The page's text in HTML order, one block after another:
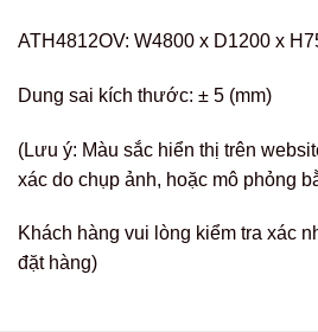
ATH4812OV: W4800 x D1200 x
Dung sai kích thước: ± 5 (mm)
(Lưu ý: Màu sắc hiển thị trên
xác do chụp ảnh, hoặc mô phỏng
Khách hàng vui lòng kiểm tra xác
đặt hàng)